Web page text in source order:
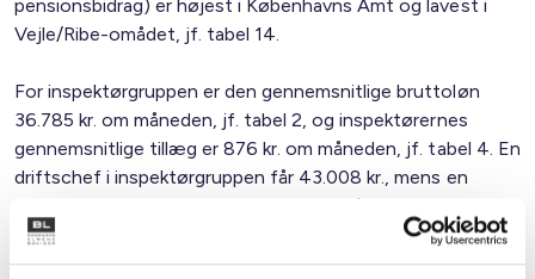
pensionsbidrag) er højest i Københavns Amt og lavest i
Vejle/Ribe-omådet, jf. tabel 14.
For inspektørgruppen er den gennemsnitlige bruttoløn
36.785 kr. om måneden, jf. tabel 2, og inspektørernes
gennemsnitlige tillæg er 876 kr. om måneden, jf. tabel 4. En
driftschef i inspektørgruppen får 43.008 kr., mens en
ledende inspektør tjener 34.077 kr. pr måned, jf. tabel 8.
Københavns amt er lønførende, mens Vestsjælland og
Storstrøms-kredsen har den laveste gennemsnitlige